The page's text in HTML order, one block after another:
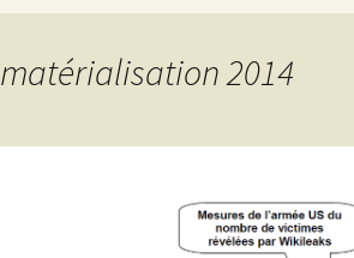
matérialisation 2014